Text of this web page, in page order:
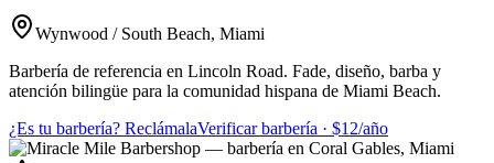
Wynwood / South Beach, Miami
Barbería de referencia en Lincoln Road. Fade, diseño, barba y
atención bilingüe para la comunidad hispana de Miami Beach.
¿Es tu barbería? ReclámalaVerificar barbería · $12/año